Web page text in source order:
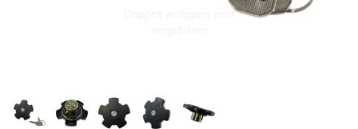
Doppelt antippen zum